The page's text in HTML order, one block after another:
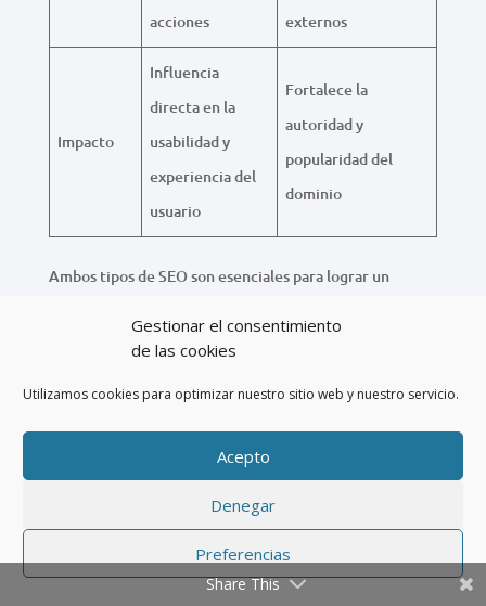
Gestionar el consentimiento
de las cookies
Utilizamos cookies para optimizar nuestro sitio web y nuestro servicio.
Acepto
Denegar
Preferencias
acciones
externos
Impacto
Influencia
directa en la
usabilidad y
experiencia del
usuario
Fortalece la
autoridad y
popularidad del
dominio
Ambos tipos de SEO son esenciales para lograr un
complementaria para alcanzar los mejores resultados
Implementación de
estrategias de SEO local
Para las empresas de Pamplona, adoptar
es vital para conectar con su comunidad y
Share This